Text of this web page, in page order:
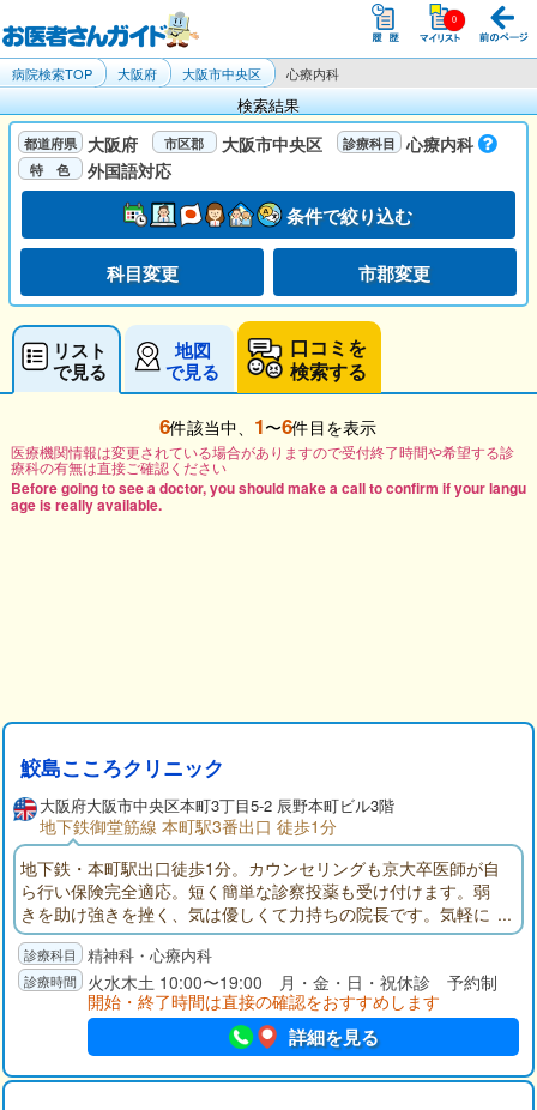
病院検索TOP 大阪府 大阪市中央区 心療内科
検索結果
大阪府 大阪市中央区
心療内科
外国語対応
条件で絞り込む
科目変更 市郡変更
リスト
で見る
地図
で見る
口コミを
検索する
6件該当中、 1〜6件目を表示
医療機関情報は変更されている場合がありますので受付終了時間や希望する診
療科の有無は直接ご確認ください
Before going to see a doctor, you should make a call to confirm if your langu
age is really available.
鮫島こころクリニック
大阪府大阪市中央区本町3丁目5-2 辰野本町ビル3階
地下鉄御堂筋線 本町駅3番出口 徒歩1分
地下鉄・本町駅出口徒歩1分。カウンセリングも京大卒医師が自
ら行い保険完全適応。短く簡単な診察投薬も受け付けます。弱
きを助け強きを挫く、気は優しくて力持ちの院長です。気軽に
お電話をください。
精神科・心療内科
火水木土 10:00〜19:00 月・金・日・祝休診 予約制
開始・終了時間は直接の確認をおすすめします
詳細を見る